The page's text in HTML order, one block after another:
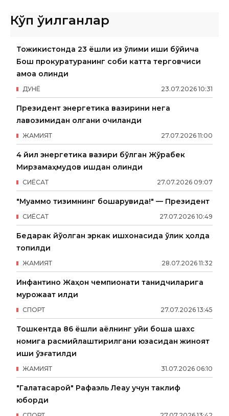
Кўп ўқилганлар
Тожикистонда 23 ёшли қиз ўлими иши бўйича
Бош прокуратуранинг собиқ катта терговчиси
қамоққа олинди
23.07.2026 10:31
ДУНË
Президент энергетика вазирини нега
лавозимидан олгани очиқланди
27.07.2026 11:00
ЖАМИЯТ
4 йил энергетика вазири бўлган Жўрабек
Мирзамаҳмудов ишдан олинди
27.07.2026 09:07
СИËСАТ
"Муаммо тизимнинг бошқарувида!" — Президент
27.07.2026 10:49
СИËСАТ
Бедарак йўқолган эркак ишхонасида ўлик ҳолда
топилди
28.07.2026 11:32
ЖАМИЯТ
Инфантино Жаҳон чемпионати танқидчиларига
мурожаат қилди
27.07.2026 13:45
СПОРТ
Тошкентда 86 ёшли аёлнинг уйи бошқа шахс
номига расмийлаштирилгани юзасидан жиноят
иши қўзғатилди
31.07.2026 06:10
ЖАМИЯТ
"Галатасарой" Рафаэль Леау учун таклиф
юборди